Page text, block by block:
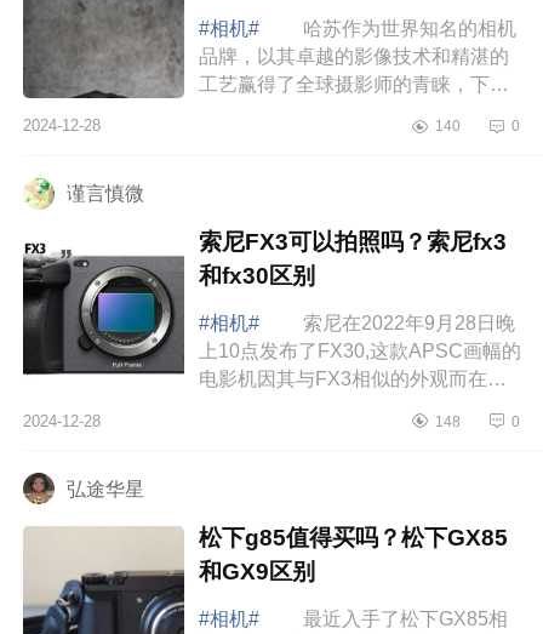
#相机#
哈苏作为世界知名的相机
品牌，以其卓越的影像技术和精湛的
工艺赢得了全球摄影师的青睐，下面
哈苏镜头怎么选 哈苏x2d值得买
2024-12-28 140 0
谨言慎微
索尼FX3可以拍照吗？索尼fx3
和fx30区别
#相机#
索尼在2022年9月28日晚
上10点发布了FX30,这款APSC画幅的
电影机因其与FX3相似的外观而在网
下索尼FX3可以拍照吗？索尼fx3和
2024-12-28 148 0
弘途华星
松下g85值得买吗？松下GX85
和GX9区别
#相机#
最近入手了松下GX85相